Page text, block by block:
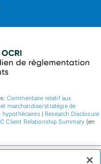
Commentaire relatif aux
marchandise/stratégie de
hypothécaires| Research Disclosure
Client Relationship Summary (en